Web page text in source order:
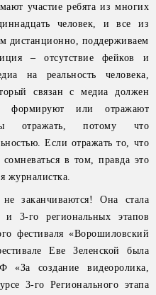
участие ребята из многих
человек, и все из
дистанционно, поддерживаем
– отсутствие фейков и
на реальность человека,
связан с медиа должен
формируют или отражают
отражать, потому что
Если отражать то, что
в том, правда это
журналистка.
заканчиваются! Она стала
и 3-го региональных этапов
фестиваля «Ворошиловский
Еве Зеленской была
«За создание видеоролика,
3-го Регионального этапа